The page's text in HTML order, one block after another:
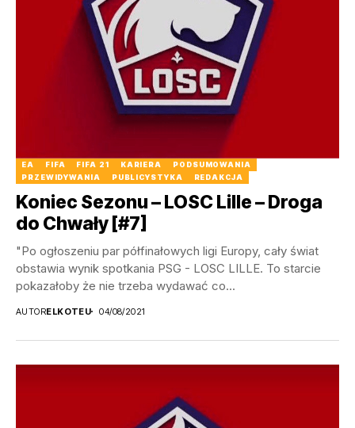
EA FIFA FIFA 21 KARIERA
PODSUMOWANIA
PRZEWIDYWANIA
PUBLICYSTYKA REDAKCJA
Koniec Sezonu – LOSC Lille – Droga
do Chwały [#7]
"Po ogłoszeniu par półfinałowych ligi Europy, cały świat
obstawia wynik spotkania PSG - LOSC LILLE. To starcie
pokazałoby że nie trzeba wydawać co...
AUTORELKOTEU 04/08/2021